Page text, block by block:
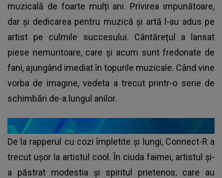
muzicală de foarte mulți ani. Privirea impunătoare,
dar și dedicarea pentru muzică și artă l-au adus pe
artist pe culmile succesului. Cântărețul a lansat
piese nemuritoare, care și acum sunt fredonate de
fani, ajungând imediat în topurile muzicale. Când vine
vorba de imagine, vedeta a trecut printr-o serie de
schimbări de-a lungul anilor.
De la rapperul cu cozi împletite și lungi, Connect-R a
trecut ușor la artistul cool. În ciuda faimei, artistul și-
a păstrat modestia și spiritul prietenos, care au